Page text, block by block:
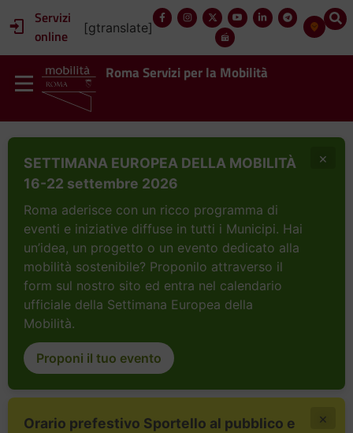
Servizi
online
[gtranslate]
Roma Servizi per la Mobilità
SETTIMANA EUROPEA DELLA MOBILITÀ
16-22 settembre 2026
Roma aderisce con un ricco programma di
eventi e iniziative diffuse in tutti i Municipi. Hai
un’idea, un progetto o un evento dedicato alla
mobilità sostenibile? Proponilo attraverso il
form sul nostro sito ed entra nel calendario
ufficiale della Settimana Europea della
Mobilità.
Proponi il tuo evento
×
Orario prefestivo Sportello al pubblico e
×